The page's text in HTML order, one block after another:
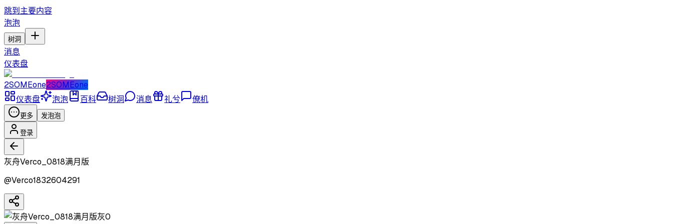
跳到主要内容
泡泡
树洞
消息
仪表盘
2SOMEone2SOMEone
仪表盘
泡泡 百科 树洞 消息 礼兮 僚机
更多 发泡泡
登录
灰舟Verco_0818满月版
@Verco1832604291
灰0